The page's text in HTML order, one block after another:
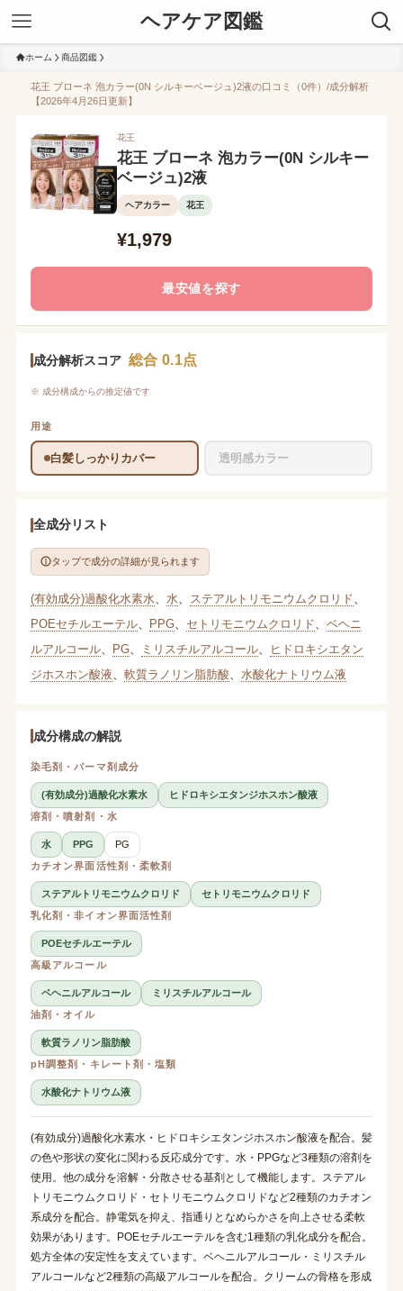
ヘアケア図鑑
ホーム 商品図鑑
花王 ブローネ 泡カラー(0N シルキーベージュ)2液の口コミ（0件）/成分解析
【2026年4月26日更新】
花王
花王 ブローネ 泡カラー(0N シルキー
ベージュ)2液
ヘアカラー 花王
¥1,979
最安値を探す
成分解析スコア 総合 0.1点
※ 成分構成からの推定値です
用途
白髪しっかりカバー 透明感カラー
全成分リスト
タップで成分の詳細が見られます
(有効成分)過酸化水素水 水 ステアルトリモニウムクロリド
POEセチルエーテル、 PPG、 セトリモニウムクロリド
ベヘニ
ルアルコール、 PG、 ミリスチルアルコール、
ヒドロキシエタン
ジホスホン酸液
軟質ラノリン脂肪酸 水酸化ナトリウム液
成分構成の解説
染毛剤・パーマ剤成分
(有効成分)過酸化水素水
ヒドロキシエタンジホスホン酸液
溶剤・噴射剤・水
水 PPG
PG
カチオン界面活性剤・柔軟剤
ステアルトリモニウムクロリド
セトリモニウムクロリド
乳化剤・非イオン界面活性剤
POEセチルエーテル
高級アルコール
ベヘニルアルコール
ミリスチルアルコール
油剤・オイル
軟質ラノリン脂肪酸
pH調整剤・キレート剤・塩類
水酸化ナトリウム液
(有効成分)過酸化水素水・ヒドロキシエタンジホスホン酸液を配合。髪
の色や形状の変化に関わる反応成分です。水・PPGなど3種類の溶剤を
使用。他の成分を溶解・分散させる基剤として機能します。ステアル
トリモニウムクロリド・セトリモニウムクロリドなど2種類のカチオン
系成分を配合。静電気を抑え、指通りとなめらかさを向上させる柔軟
効果があります。POEセチルエーテルを含む1種類の乳化成分を配合。
処方全体の安定性を支えています。ベヘニルアルコール・ミリスチル
アルコールなど2種類の高級アルコールを配合。クリームの骨格を形成